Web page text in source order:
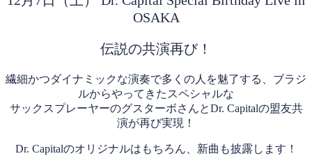
OSAKA
伝説の共演再び！
繊細かつダイナミックな演奏で多くの人を魅了する、ブラジ
ルからやってきたスペシャルな
サックスプレーヤーのグスターボさんとDr. Capitalの盟友共
演が再び実現！
Dr. Capitalのオリジナルはもちろん、新曲も披露します！